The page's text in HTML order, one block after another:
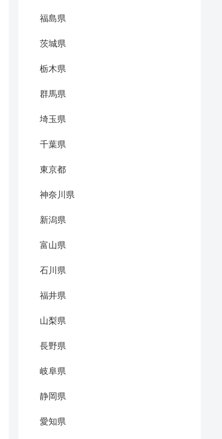
福島県
茨城県
栃木県
群馬県
埼玉県
千葉県
東京都
神奈川県
新潟県
富山県
石川県
福井県
山梨県
長野県
岐阜県
静岡県
愛知県